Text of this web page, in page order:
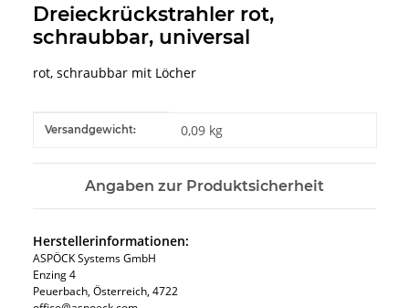
Dreieckrückstrahler rot,
schraubbar, universal
rot, schraubbar mit Löcher
Produkteigenschaft
Wert
Versandgewicht: 0,09 kg
Angaben zur Produktsicherheit
Herstellerinformationen:
ASPÖCK Systems GmbH
Enzing 4
Peuerbach, Österreich, 4722